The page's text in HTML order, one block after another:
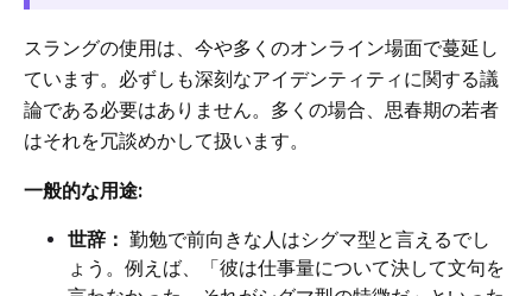
スラングの使用は、今や多くのオンライン場面で蔓延し
ています。必ずしも深刻なアイデンティティに関する議
論である必要はありません。多くの場合、思春期の若者
はそれを冗談めかして扱います。
一般的な用途:
世辞： 勤勉で前向きな人はシグマ型と言えるでし
ょう。例えば、「彼は仕事量について決して文句を